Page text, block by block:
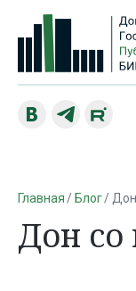
Главная Блог Дон
Дон со